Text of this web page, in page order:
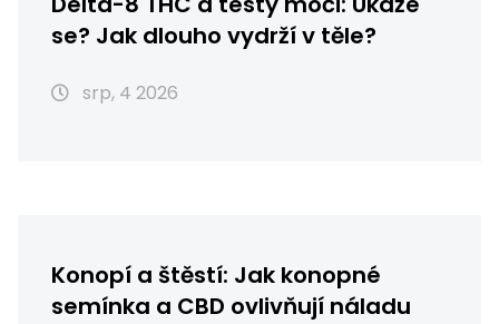
se? Jak dlouho vydrží v těle?
srp, 4 2026
Konopí a štěstí: Jak konopné
semínka a CBD ovlivňují náladu